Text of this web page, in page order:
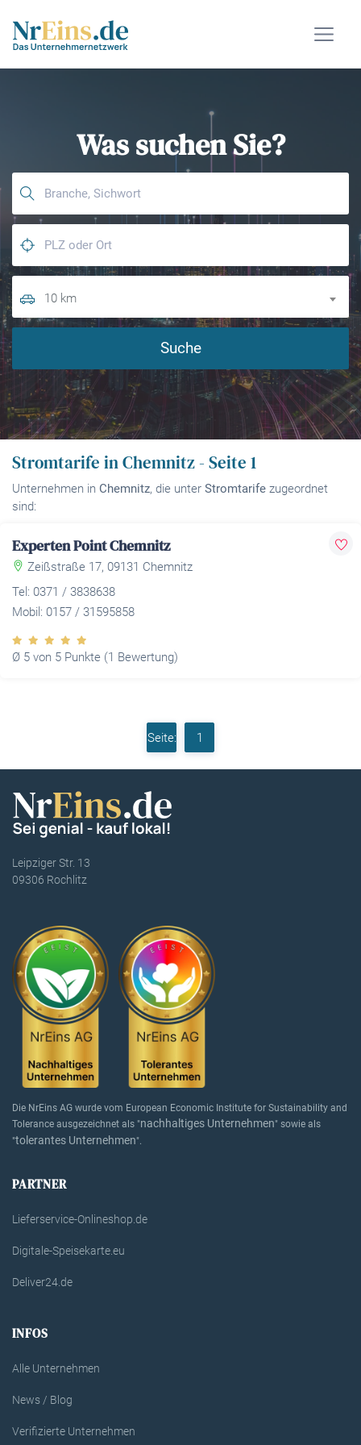
Was suchen Sie?
10 km
Suche
Stromtarife in Chemnitz - Seite 1
Unternehmen in Chemnitz, die unter Stromtarife zugeordnet
sind:
Experten Point Chemnitz
Zeißstraße 17, 09131 Chemnitz
Tel: 0371 / 3838638
Mobil: 0157 / 31595858
Ø 5 von 5 Punkte (1 Bewertung)
Seite: 1
Leipziger Str. 13
09306 Rochlitz
Die NrEins AG wurde vom European Economic Institute for Sustainability and
Tolerance ausgezeichnet als "nachhaltiges Unternehmen" sowie als
"tolerantes Unternehmen".
PARTNER
Lieferservice-Onlineshop.de
Digitale-Speisekarte.eu
Deliver24.de
INFOS
Alle Unternehmen
News / Blog
Verifizierte Unternehmen